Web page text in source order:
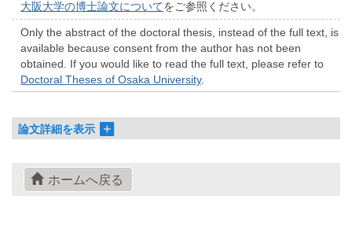
大阪大学の博士論文についてをご参照ください。
Only the abstract of the doctoral thesis, instead of the full text, is
available because consent from the author has not been
obtained. If you would like to read the full text, please refer to
Doctoral Theses of Osaka University.
論文詳細を表示
ホームへ戻る